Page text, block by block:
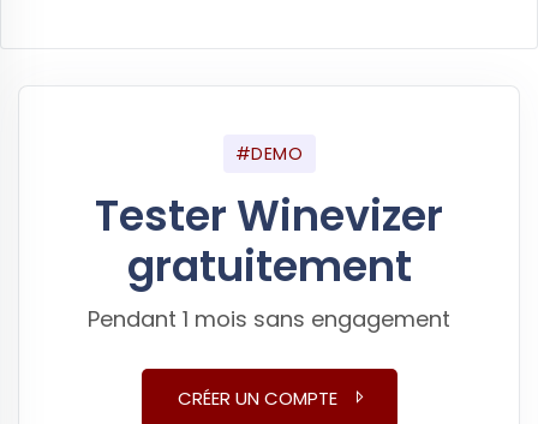
#DEMO
Tester Winevizer
gratuitement
Pendant 1 mois sans engagement
CRÉER UN COMPTE